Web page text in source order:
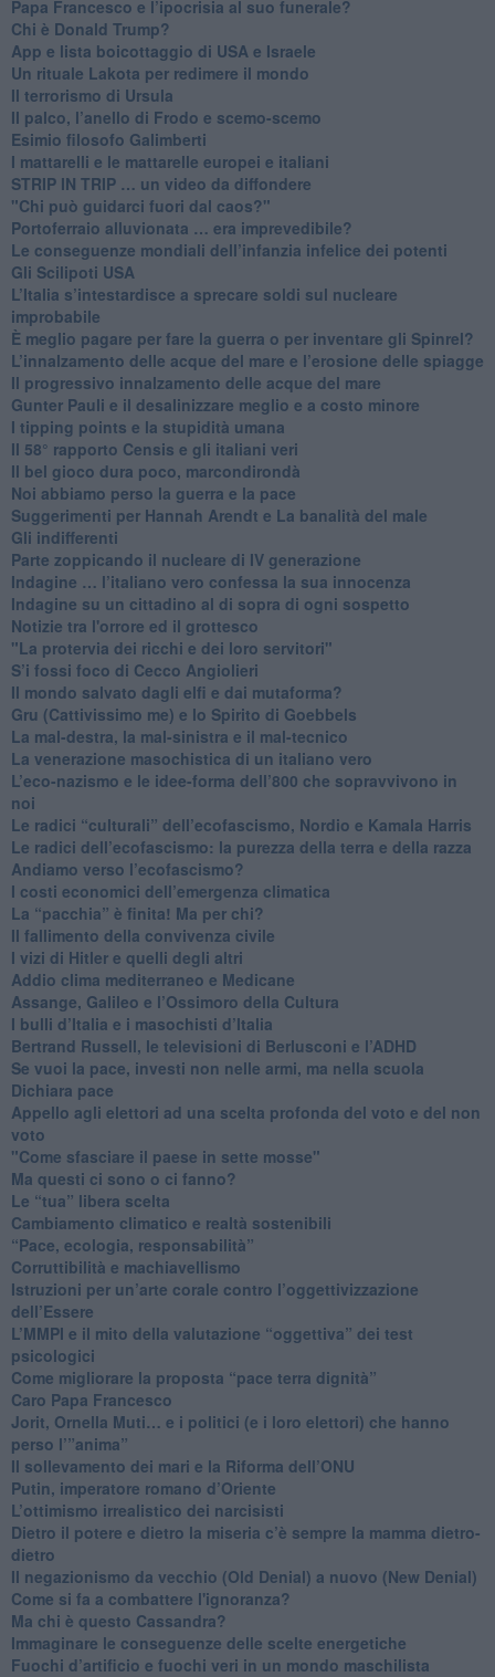
Papa Francesco e l’ipocrisia al suo funerale?
​Chi è Donald Trump?
App e lista boicottaggio di USA e Israele
​Un rituale Lakota per redimere il mondo
Il terrorismo di Ursula
​Il palco, l’anello di Frodo e scemo-scemo
Esimio filosofo Galimberti
​I mattarelli e le mattarelle europei e italiani
​STRIP IN TRIP … un video da diffondere
"Chi può guidarci fuori dal caos?"
​Portoferraio alluvionata … era imprevedibile?
Le conseguenze mondiali dell’infanzia infelice dei potenti
​Gli Scilipoti USA
L’Italia s’intestardisce a sprecare soldi sul nucleare
improbabile
È meglio pagare per fare la guerra o per inventare gli Spinrel?
​L’innalzamento delle acque del mare e l’erosione delle spiagge
​Il progressivo innalzamento delle acque del mare
​Gunter Pauli e il desalinizzare meglio e a costo minore
I tipping points e la stupidità umana
​Il 58° rapporto Censis e gli italiani veri
​Il bel gioco dura poco, marcondirondà
Noi abbiamo perso la guerra e la pace
Suggerimenti per Hannah Arendt e La banalità del male
​Gli indifferenti
Parte zoppicando il nucleare di IV generazione
​Indagine … l’italiano vero confessa la sua innocenza
Indagine su un cittadino al di sopra di ogni sospetto
Notizie tra l'orrore ed il grottesco
"La protervia dei ricchi e dei loro servitori"
S’i fossi foco di Cecco Angiolieri
​Il mondo salvato dagli elfi e dai mutaforma?
Gru (Cattivissimo me) e lo Spirito di Goebbels
​La mal-destra, la mal-sinistra e il mal-tecnico
​La venerazione masochistica di un italiano vero
​L’eco-nazismo e le idee-forma dell’800 che sopravvivono in
noi
​Le radici “culturali” dell’ecofascismo, Nordio e Kamala Harris
Le radici dell’ecofascismo: la purezza della terra e della razza
Andiamo verso l’ecofascismo?
I costi economici dell’emergenza climatica
​La “pacchia” è finita! Ma per chi?
​Il fallimento della convivenza civile
​I vizi di Hitler e quelli degli altri
Addio clima mediterraneo e Medicane
​Assange, Galileo e l’Ossimoro della Cultura
​I bulli d’Italia e i masochisti d’Italia
​Bertrand Russell, le televisioni di Berlusconi e l’ADHD
​Se vuoi la pace, investi non nelle armi, ma nella scuola
​Dichiara pace
​Appello agli elettori ad una scelta profonda del voto e del non
voto
"Come sfasciare il paese in sette mosse"
​Ma questi ci sono o ci fanno?
​Le “tua” libera scelta
Cambiamento climatico e realtà sostenibili
“Pace, ecologia, responsabilità”
​Corruttibilità e machiavellismo
Istruzioni per un’arte corale contro l’oggettivizzazione
dell’Essere
​L’MMPI e il mito della valutazione “oggettiva” dei test
psicologici
Come migliorare la proposta “pace terra dignità”
Caro Papa Francesco
​Jorit, Ornella Muti… e i politici (e i loro elettori) che hanno
perso l’”anima”
​Il sollevamento dei mari e la Riforma dell’ONU
Putin, imperatore romano d’Oriente
​L’ottimismo irrealistico dei narcisisti
​Dietro il potere e dietro la miseria c’è sempre la mamma dietro-
dietro
Il negazionismo da vecchio (Old Denial) a nuovo (New Denial)
Come si fa a combattere l'ignoranza?
Ma chi è questo Cassandra?
Immaginare le conseguenze delle scelte energetiche
​Fuochi d’artificio e fuochi veri in un mondo maschilista